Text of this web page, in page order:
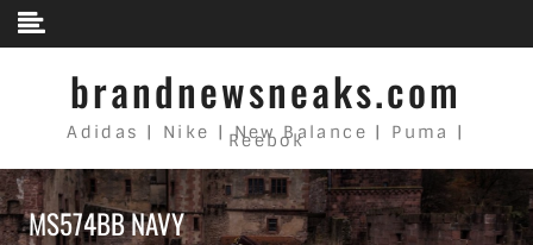
Skip to content
brandnewsneaks.com
Adidas | Nike | New Balance | Puma |
Reebok
MS574BB NAVY